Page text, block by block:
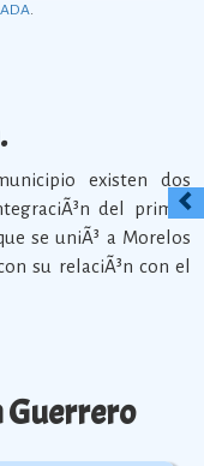
.
existen dos
del primer
se uniÃ³ a Morelos
su relaciÃ³n con el
Guerrero